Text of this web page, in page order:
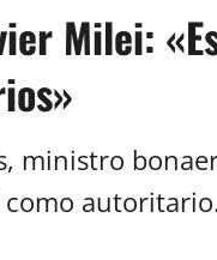
Milei:
ministro
como